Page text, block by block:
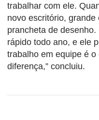
trabalhar com ele.
novo escritório,
prancheta de
rápido todo ano, e ele
trabalho em equipe é
diferença,” concluiu.